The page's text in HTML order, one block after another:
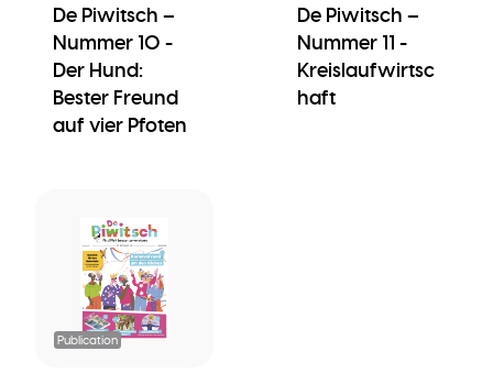
De Piwitsch –
Nummer 10 -
Der Hund:
Bester Freund
auf vier Pfoten
De Piwitsch –
Nummer 11 -
Kreislaufwirtsc
haft
Publication